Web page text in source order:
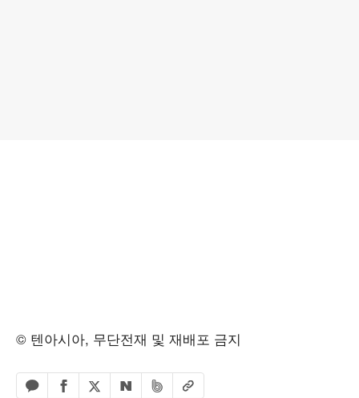
© 텐아시아, 무단전재 및 재배포 금지
카카오톡 공유하기
페이스북 공유하기
엑스 공유하기
네이버 공유하기
밴드 공유하기
URL복사